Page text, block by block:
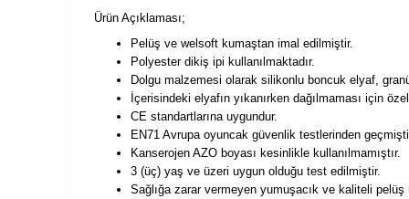
Ürün Açıklaması;
Pelüş ve welsoft kumaştan imal edilmiştir.
Polyester dikiş ipi kullanılmaktadır.
Dolgu malzemesi olarak silikonlu boncuk elyaf,
İçerisindeki elyafın yıkanırken dağılmaması için
CE standartlarına uygundur.
EN71 Avrupa oyuncak güvenlik testlerinden
Kanserojen AZO boyası kesinlikle kullanılmamıştır.
3 (üç) yaş ve üzeri uygun olduğu test edilmiştir.
Sağlığa zarar vermeyen yumuşacık ve kaliteli